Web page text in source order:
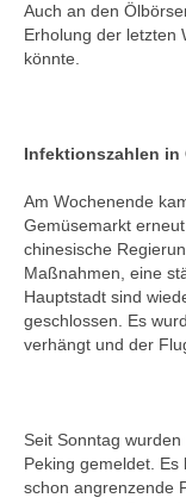
Auch an den
Erholung der letzten
könnte.
Infektionszahlen in
Am Wochenende
Gemüsemarkt
chinesische
Maßnahmen, eine
Hauptstadt sind
geschlossen. Es
verhängt und der
Seit Sonntag
Peking gemeldet.
schon angrenzende